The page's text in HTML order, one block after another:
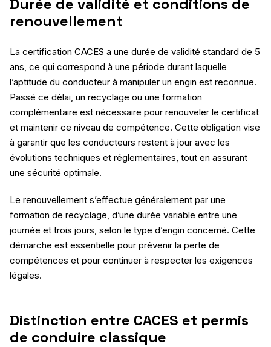
Durée de validité et conditions de
renouvellement
La certification CACES a une durée de validité standard de 5
ans, ce qui correspond à une période durant laquelle
l’aptitude du conducteur à manipuler un engin est reconnue.
Passé ce délai, un recyclage ou une formation
complémentaire est nécessaire pour renouveler le certificat
et maintenir ce niveau de compétence. Cette obligation vise
à garantir que les conducteurs restent à jour avec les
évolutions techniques et réglementaires, tout en assurant
une sécurité optimale.
Le renouvellement s’effectue généralement par une
formation de recyclage, d’une durée variable entre une
journée et trois jours, selon le type d’engin concerné. Cette
démarche est essentielle pour prévenir la perte de
compétences et pour continuer à respecter les exigences
légales.
Distinction entre CACES et permis
de conduire classique